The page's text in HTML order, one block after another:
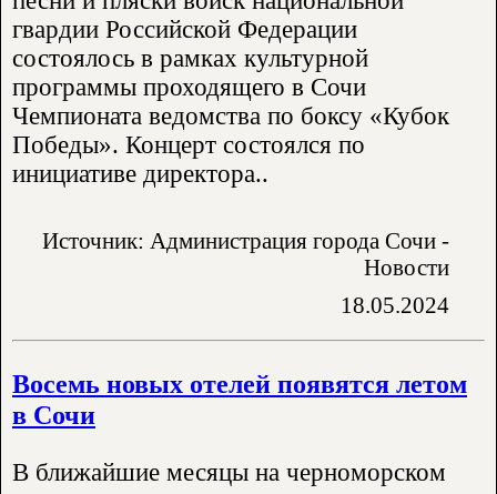
гвардии Российской Федерации
состоялось в рамках культурной
программы проходящего в Сочи
Чемпионата ведомства по боксу «Кубок
Победы». Концерт состоялся по
инициативе директора..
Источник: Администрация города Сочи -
Новости
18.05.2024
Восемь новых отелей появятся летом
в Сочи
В ближайшие месяцы на черноморском